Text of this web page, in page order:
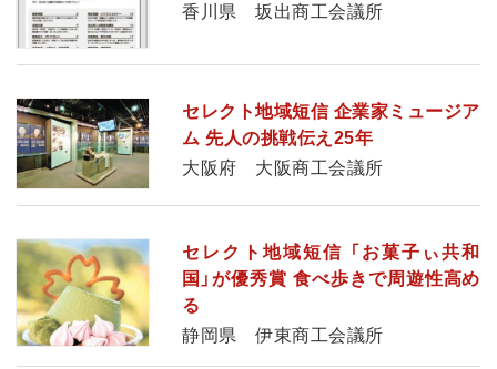
香川県 坂出商工会議所
セレクト地域短信 企業家ミュージア
ム 先人の挑戦伝え25年
大阪府 大阪商工会議所
セレクト地域短信 「お菓子ぃ共和
国」が優秀賞 食べ歩きで周遊性高め
る
静岡県 伊東商工会議所